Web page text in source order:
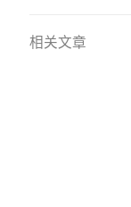
相关文章